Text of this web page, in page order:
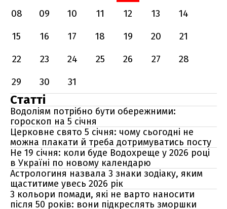
08
09 10 11 12 13
14
15
16 17 18 19 20
21
22
23 24 25 26 27
28
29
30 31
Статті
Водоліям потрібно бути обережними:
гороскоп на 5 січня
Церковне свято 5 січня: чому сьогодні не
можна плакати й треба дотримуватись посту
Не 19 січня: коли буде Водохреще у 2026 році
в Україні по новому календарю
Астрологиня назвала 3 знаки зодіаку, яким
щаститиме увесь 2026 рік
3 кольори помади, які не варто наносити
після 50 років: вони підкреслять зморшки